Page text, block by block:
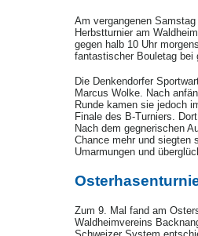
Am vergangenen
Herbstturnier am
gegen halb 10 Uhr
fantastischer Bouletag bei
Die Denkendorfer
Marcus Wolke. Nach
Runde kamen sie jedoch
Finale des B-Turniers.
Nach dem gegnerischen
Chance mehr und siegten
Umarmungen und
Zum 9. Mal fand am
Waldheimvereins